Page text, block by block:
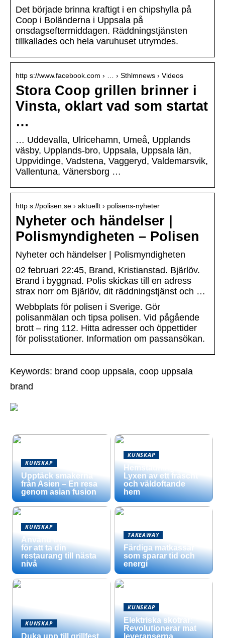
Det började brinna kraftigt i en chipshylla på
Coop i Boländerna i Uppsala på
onsdagseftermiddagen. Räddningstjänsten
tillkallades och hela varuhuset utrymdes.
http s://www.facebook.com › … › Sthlmnews › Videos
Stora Coop grillen brinner i
Vinsta, oklart vad som startat
…
… Uddevalla, Ulricehamn, Umeå, Upplands
väsby, Upplands-bro, Uppsala, Uppsala län,
Uppvidinge, Vadstena, Vaggeryd, Valdemarsvik,
Vallentuna, Vänersborg …
http s://polisen.se › aktuellt › polisens-nyheter
Nyheter och händelser |
Polismyndigheten – Polisen
Nyheter och händelser | Polismyndigheten
02 februari 22:45, Brand, Kristianstad. Bjärlöv.
Brand i byggnad. Polis skickas till en adress
strax norr om Bjärlöv, dit räddningstjänst och …
Webbplats för polisen i Sverige. Gör
polisanmälan och tipsa polisen. Vid pågående
brott – ring 112. Hitta adresser och öppettider
för polisstationer. Information om passansökan.
Keywords: brand coop uppsala, coop uppsala
brand
KUNSKAP
Upptäck smakerna
från Asien – En resa
genom asian fusion
KUNSKAP
Hemstädning –
Lyxen av ett fräscht
och väldoftande
hem
KUNSKAP
Använd dessa tips
för att ta din
restaurang till nästa
nivå
TAKEAWAY
Färdiga matkassar
som sparar tid och
energi
KUNSKAP
Duka upp till grillfest
KUNSKAP
Elektriska skotrar:
Revolutionerar mat
leveranserna